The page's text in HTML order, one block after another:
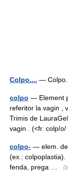
Colpo.... —
colpo — Element
referitor la vagin ,
Trimis de
vagin . (<fr. colp/
colpo- — elem. de
(ex.:
fenda, prega …